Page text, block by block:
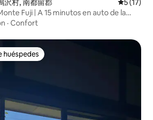
沢村, 南都留郡
5 (17)
Fuji | A 15 minutos en auto de la
| Hasta 8 personas | 10 camas |
· Confort
huéspedes más destacados
huéspedes